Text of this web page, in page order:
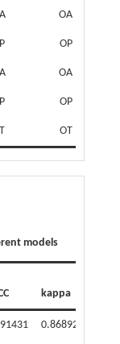
OA
OP
OA
OP
OT
models
kappa
0.86892